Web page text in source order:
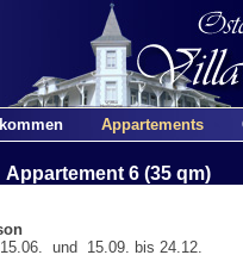
Appartements
Appartement 6 (35 qm)
und 15.09. bis 24.12.